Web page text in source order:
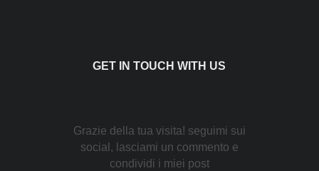
GET IN TOUCH WITH US
Grazie della tua visita! seguimi sui
social, lasciami un commento e
condividi i miei post